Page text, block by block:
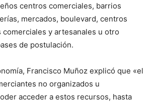
centros comerciales, barrios
mercados, boulevard, centros
y artesanales u otro
de postulación.
Francisco Muñoz explicó que «el
no organizados u
acceder a estos recursos, hasta